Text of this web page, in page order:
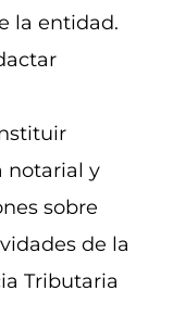
la entidad.
notarial y
sobre
de la
Tributaria